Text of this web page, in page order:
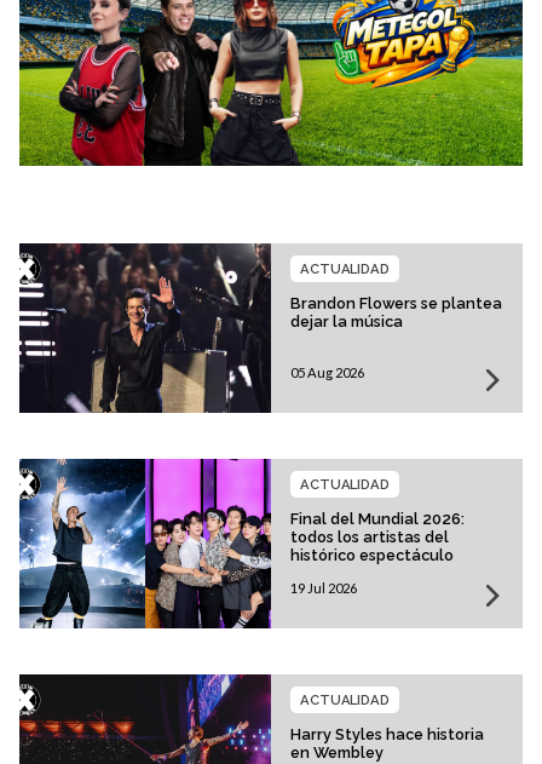
Brandon Flowers se plantea
dejar la música
ACTUALIDAD
05 Aug 2026
Final del Mundial 2026:
todos los artistas del
histórico espectáculo
ACTUALIDAD
19 Jul 2026
Harry Styles hace historia
en Wembley
ACTUALIDAD